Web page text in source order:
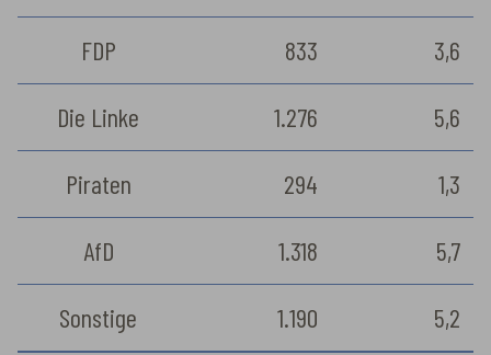
FDP 833 3,6
Die Linke 1.276 5,6
Piraten 294 1,3
AfD 1.318 5,7
Sonstige 1.190 5,2